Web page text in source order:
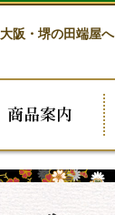
大阪・堺の田端屋へ